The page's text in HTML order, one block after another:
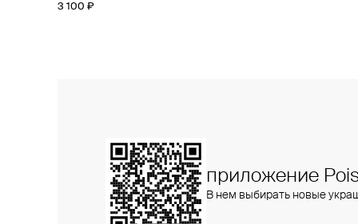
3 100 ₽
приложение
В нем выбирать новые